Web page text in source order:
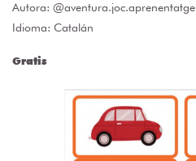
Autora: @aventura.joc.aprenentatge
Idioma: Catalán
Gratis